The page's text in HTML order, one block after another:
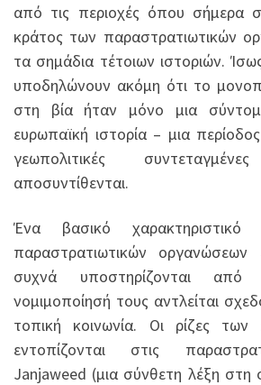
από τις περιοχές όπου σήμερα
κράτος των παραστρατιωτικών
τα σημάδια τέτοιων ιστοριών.
υποδηλώνουν ακόμη ότι το
στη βία ήταν μόνο μια
ευρωπαϊκή ιστορία – μια
γεωπολιτικές
αποσυντίθενται.
Ένα βασικό
παραστρατιωτικών οργανώσεων
συχνά υποστηρίζονται
νομιμοποίησή τους αντλείται
τοπική κοινωνία. Οι ρίζες
εντοπίζονται στις
Janjaweed (μια σύνθετη λέξη στη